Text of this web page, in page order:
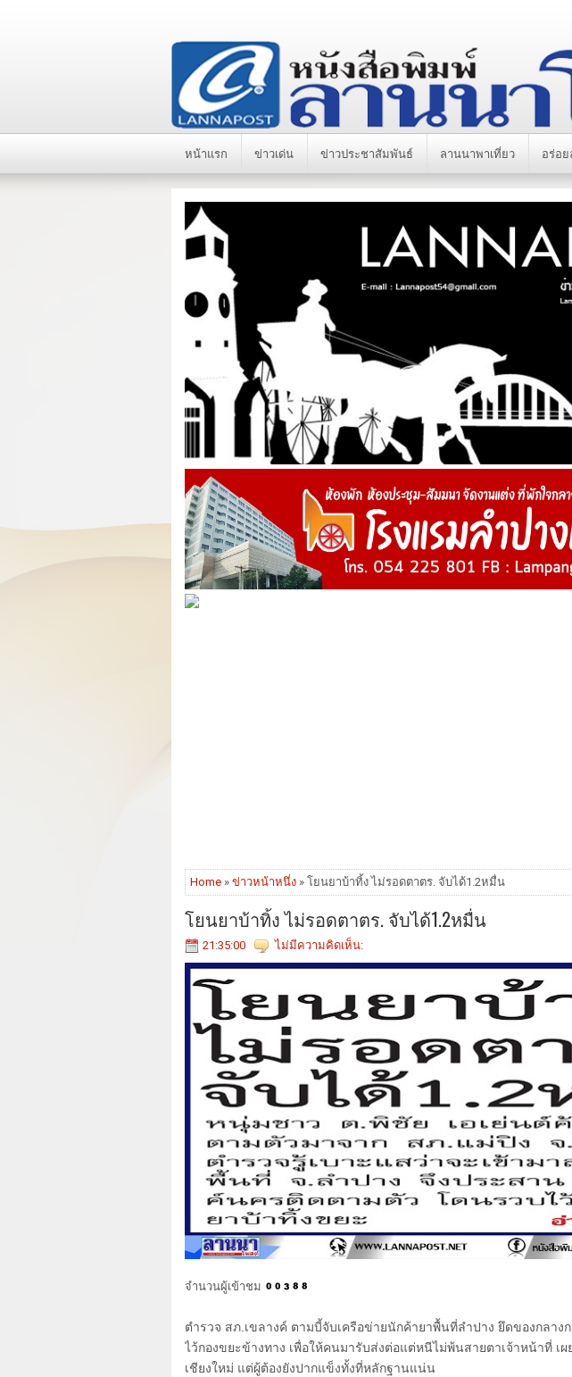
หน้าแรก ข่าวเด่น ข่าวประชาสัมพันธ์ ลานนาพาเที่ยว อร่อ
Home » ข่าวหน้าหนึ่ง » โยนยาบ้าทิ้ง ไม่รอดตาตร. จับได้1.2หมื่น
โยนยาบ้าทิ้ง ไม่รอดตาตร. จับได้1.2หมื่น
21:35:00 ไม่มีความคิดเห็น:
จำนวนผู้เข้าชม
ตำรวจ สภ.เขลางค์ ตามบี้จับเครือข่ายนักค้ายาพื้นที่ลำปาง ยึดของกลา
ไว้กองขยะข้างทาง เพื่อให้คนมารับส่งต่อแต่หนีไม่พ้นสายตาเจ้าหน้าที่ เผ
เชียงใหม่ แต่ผู้ต้องยังปากแข็งทั้งที่หลักฐานแน่น